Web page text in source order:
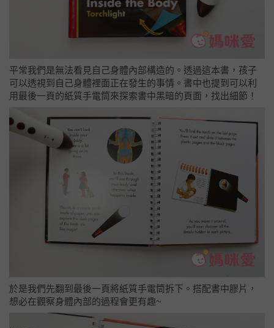
平常我們是無法看見自己身體內部構造的。透過這本書，孩子
可以透視到自己身體裡面正在發生的事情。書中也提到可以利
用最後一頁的紙質手電筒來探索書中黑暗的頁面，找出細節！
於是我們先翻到最後一頁將紙質手電筒拆下。搭配書中膠片，
想必在觀察身體內部的過程會更有趣~